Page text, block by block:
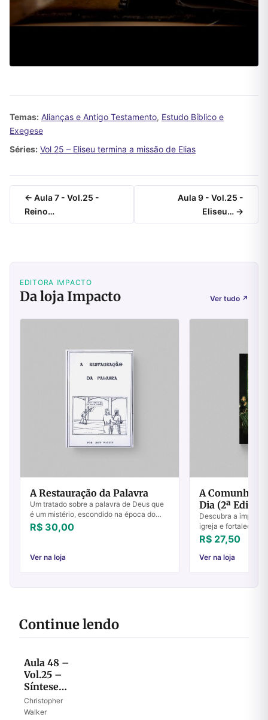
Temas: Alianças e Antigo Testamento, Estudo Bíblico e
Exegese
Séries: Vol 25 – Eliseu termina a missão de Elias
← Aula 7 - Vol.25 -
Reino…
Aula 9 - Vol.25 -
Eliseu… →
EDITORA IMPACTO
Da loja Impacto Ver tudo ↗
A Restauração da Palavra
Um tratado sobre a palavra de Deus que
é um mistério, escondido na época do
Velho Testamento, revelado na época de
Jesus, encoberto novamente durante a
R$ 30,00
Ver na loja
A Comunhão
Dia (2ª Edição)
Descubra a
igreja e fortaleça
união. Leia e viva a
no século 21.
R$ 27,50
Ver na loja
Continue lendo
Aula 48 –
Vol.25 –
Síntese
final da
missão de
Christopher
Walker